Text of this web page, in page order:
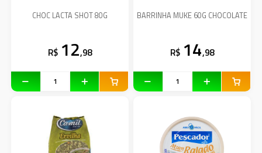
CHOC LACTA SHOT 80G
R$ 12,98
BARRINHA MUKE 60G CHOCOLATE
R$ 14,98